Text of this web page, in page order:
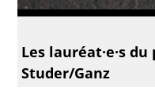
Les lauréat·e·s
Studer/Ganz